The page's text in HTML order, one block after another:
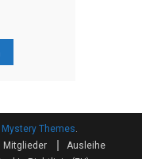
Mystery Themes.
Mitglieder
Ausleihe